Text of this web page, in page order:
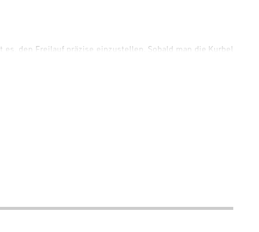
es, den Freilauf präzise einzustellen. Sobald man die Kurbel
und man wechselt in den klassischen